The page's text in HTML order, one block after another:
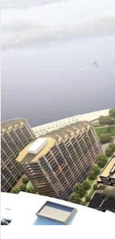
генератор,
комплекс со всей
Славутич (5